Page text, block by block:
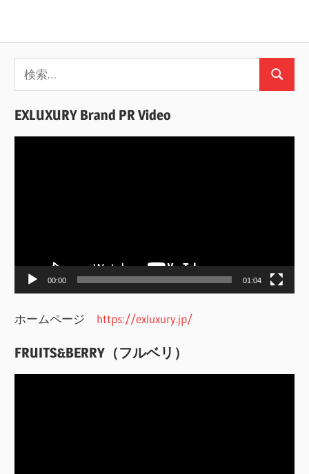
索:
検
EXLUXURY Brand PR Video
ー
00:00 01:04
ホームページ https://exluxury.jp/
FRUITS&BERRY（フルベリ）